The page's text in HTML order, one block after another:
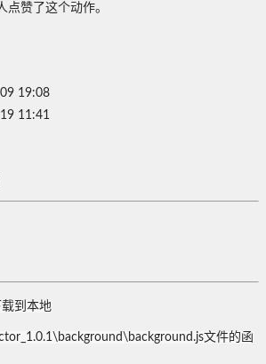
点赞了这个动作。
19:08
11:41
到本地
文件的函